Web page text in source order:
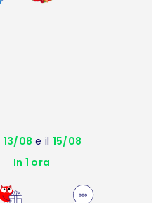
13/08 e il 15/08
In 1 ora